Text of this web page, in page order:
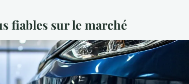
fiables sur le marché